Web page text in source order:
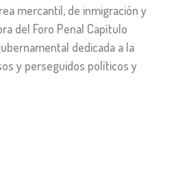
mercantil, de inmigración y
del Foro Penal Capítulo
dedicada a la
y perseguidos políticos y